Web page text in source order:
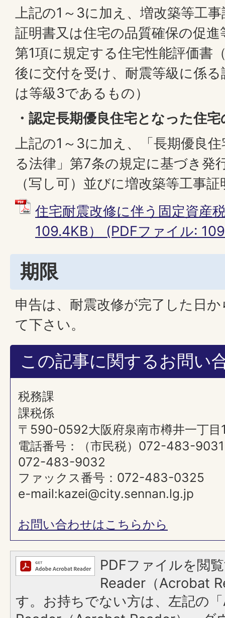
上記の1～3に加え、増改築等工
証明書又は住宅の品質確保の促
第1項に規定する住宅性能評価書
後に交付を受け、耐震等級に係
は等級3であるもの）
・認定長期優良住宅となった住
上記の1～3に加え、「長期優良
る法律」第7条の規定に基づき発
（写し可）並びに増改築等工事証
住宅耐震改修に伴う固定資産
109.4KB） (PDFファイル:
期限
申告は、耐震改修が完了した日か
て下さい。
この記事に関するお問い
税務課
課税係
〒590-0592大阪府泉南市樽井一丁目
電話番号：（市民税）072-483-
072-483-9032
ファックス番号：072-483-0325
e-mail:kazei@city.sennan.lg.jp
お問い合わせはこちらから
PDFファイルを閲
Reader（Acrobat
す。お持ちでない方は、左記の